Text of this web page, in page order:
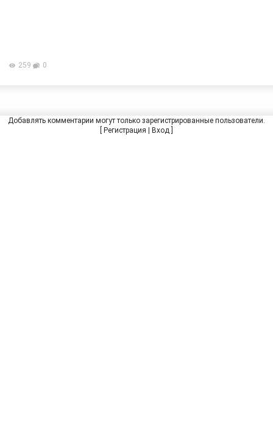
259 0
Добавлять комментарии могут только зарегистрированные пользователи.
Регистрация | Вход